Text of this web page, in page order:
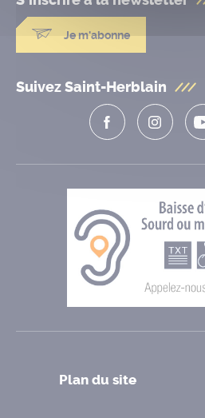
Je m'abonne
Suivez Saint-Herblain
Plan du site